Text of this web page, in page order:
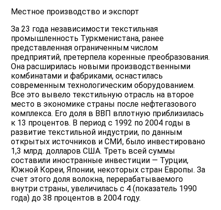
Местное производство и экспорт
За 23 года независимости текстильная
промышленность Туркменистана, ранее
представленная ограниченным числом
предприятий, претерпела коренные преобразования.
Она расширилась новыми производственными
комбинатами и фабриками, оснастилась
современным технологическим оборудованием.
Все это вывело текстильную отрасль на второе
место в экономике страны после нефтегазового
комплекса. Его доля в ВВП вплотную приблизилась
к 13 процентов. В период с 1992 по 2004 годы в
развитие текстильной индустрии, по данным
открытых источников и СМИ, было инвестировано
1,3 млрд. долларов США. Треть всей суммы
составили иностранные инвестиции — Турции,
Южной Кореи, Японии, некоторых стран Европы. За
счет этого доля волокна, перерабатываемого
внутри страны, увеличилась с 4 (показатель 1990
года) до 38 процентов в 2004 году.